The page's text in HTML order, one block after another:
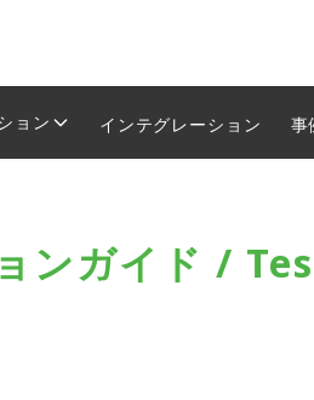
ョン インテグレーション 事
ンガイド /